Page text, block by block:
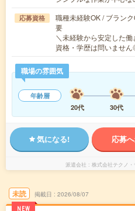
応募資格
職種未経験OK / ブラン
要
＼未経験から安定した
資格・学歴は問いませ
職場の雰囲気
年齢層
20代
30代
気になる! 応募
派遣会社 株式会社テクノ・
未読
NEW
掲載日 2026/08/07